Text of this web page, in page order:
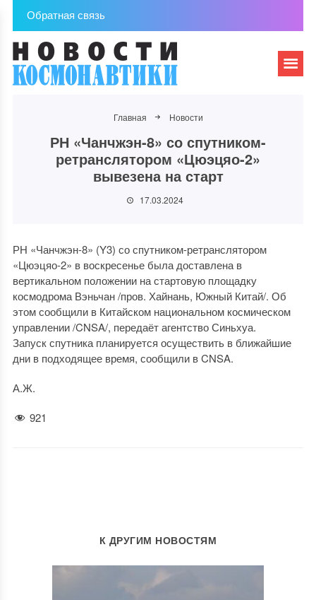
Обратная связь
Главная Новости
РН «Чанчжэн-8» со спутником-
ретранслятором «Цюэцяо-2»
вывезена на старт
17.03.2024
РН «Чанчжэн-8» (Y3) со спутником-ретранслятором
«Цюэцяо-2» в воскресенье была доставлена в
вертикальном положении на стартовую площадку
космодрома Вэньчан /пров. Хайнань, Южный Китай/. Об
этом сообщили в Китайском национальном космическом
управлении /CNSA/, передаёт агентство Синьхуа.
Запуск спутника планируется осуществить в ближайшие
дни в подходящее время, сообщили в CNSA.
А.Ж.
921
К ДРУГИМ НОВОСТЯМ